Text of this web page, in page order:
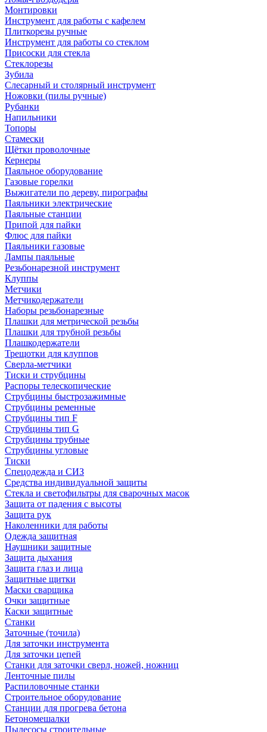
Монтировки
Инструмент для работы с кафелем
Плиткорезы ручные
Инструмент для работы со стеклом
Присоски для стекла
Стеклорезы
Зубила
Слесарный и столярный инструмент
Ножовки (пилы ручные)
Рубанки
Напильники
Топоры
Стамески
Щётки проволочные
Кернеры
Паяльное оборудование
Газовые горелки
Выжигатели по дереву, пирографы
Паяльники электрические
Паяльные станции
Припой для пайки
Флюс для пайки
Паяльники газовые
Лампы паяльные
Резьбонарезной инструмент
Клуппы
Метчики
Метчикодержатели
Наборы резьбонарезные
Плашки для метрической резьбы
Плашки для трубной резьбы
Плашкодержатели
Трещотки для клуппов
Сверла-метчики
Тиски и струбцины
Распоры телескопические
Струбцины быстрозажимные
Струбцины ременные
Струбцины тип F
Струбцины тип G
Струбцины трубные
Струбцины угловые
Тиски
Спецодежда и СИЗ
Средства индивидуальной защиты
Стекла и светофильтры для сварочных масок
Защита от падения с высоты
Защита рук
Наколенники для работы
Одежда защитная
Наушники защитные
Защита дыхания
Защита глаз и лица
Защитные щитки
Маски сварщика
Очки защитные
Каски защитные
Станки
Заточные (точила)
Для заточки инструмента
Для заточки цепей
Станки для заточки сверл, ножей, ножниц
Ленточные пилы
Распиловочные станки
Строительное оборудование
Станции для прогрева бетона
Бетономешалки
Пылесосы строительные